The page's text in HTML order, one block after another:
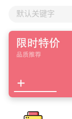
默认关键字